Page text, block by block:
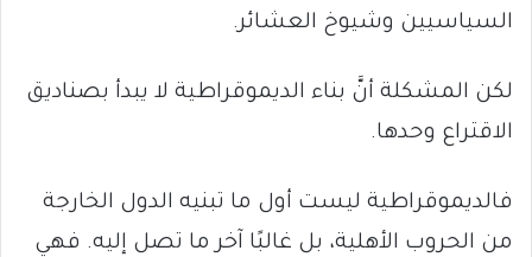
السياسيين وشيوخ العشائر.
لكن المشكلة أنَّ بناء الديموقراطية لا يبدأ بصناديق
الاقتراع وحدها.
فالديموقراطية ليست أول ما تبنيه الدول الخارجة
من الحروب الأهلية، بل غالبًا آخر ما تصل إليه. فهي